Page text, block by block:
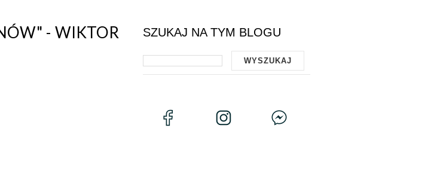
- WIKTOR
SZUKAJ NA TYM BLOGU